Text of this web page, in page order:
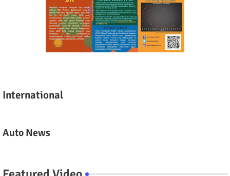
International
Auto News